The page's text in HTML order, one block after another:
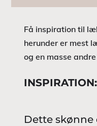
Få inspiration til
herunder er mest
og en masse
Dette skønne